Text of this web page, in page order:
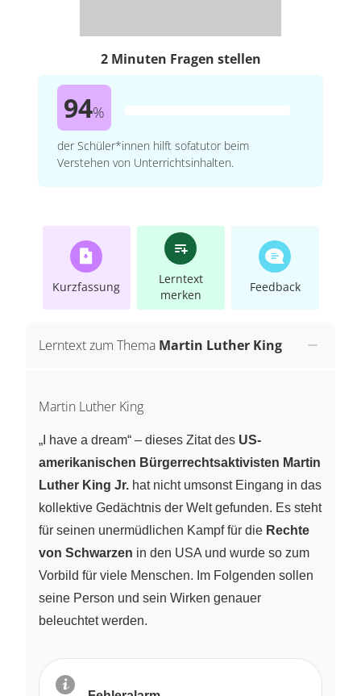
2 Minuten Fragen stellen
94%
der Schüler*innen hilft sofatutor beim
Verstehen von Unterrichtsinhalten.
Kurzfassung
Lerntext
merken
Feedback
Lerntext zum Thema Martin Luther King
Martin Luther King
„I have a dream“ – dieses Zitat des US-
amerikanischen Bürgerrechtsaktivisten Martin
Luther King Jr. hat nicht umsonst Eingang in das
kollektive Gedächtnis der Welt gefunden. Es steht
für seinen unermüdlichen Kampf für die Rechte
von Schwarzen in den USA und wurde so zum
Vorbild für viele Menschen. Im Folgenden sollen
seine Person und sein Wirken genauer
beleuchtet werden.